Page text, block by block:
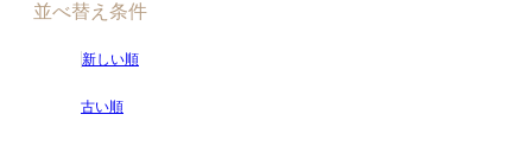
並べ替え条件
新しい順
古い順